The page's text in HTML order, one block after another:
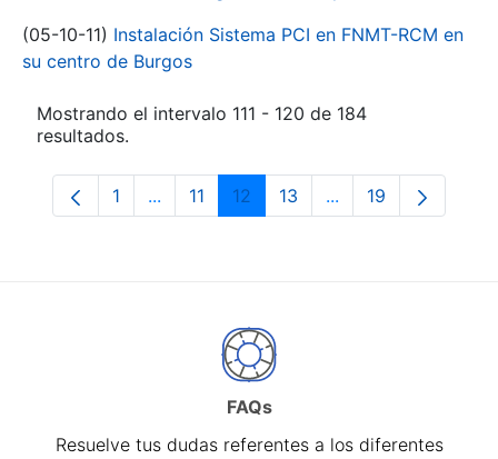
(05-10-11) Instalación Sistema PCI en FNMT-RCM en
su centro de Burgos
Mostrando el intervalo 111 - 120 de 184
resultados.
Página
1 ...Páginas intermedias Use TAB para
Página
11 Página
12 Página
13 ...PáginasPágina
19
FAQs
Resuelve tus dudas referentes a los diferentes